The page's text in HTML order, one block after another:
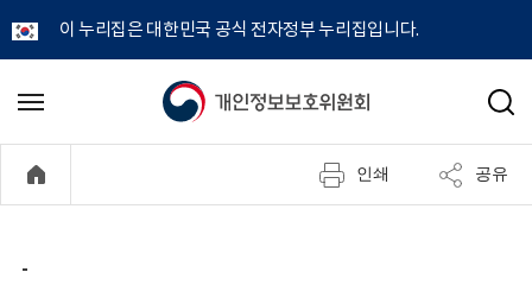
이 누리집은 대한민국 공식 전자정부 누리집입니다.
개
정
메
기
검
인쇄 공유
-